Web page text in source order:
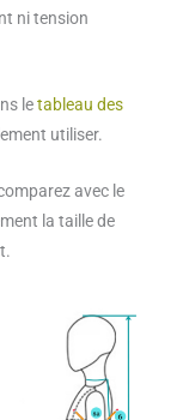
ni tension
letableau des
utiliser.
avec le
la taille de